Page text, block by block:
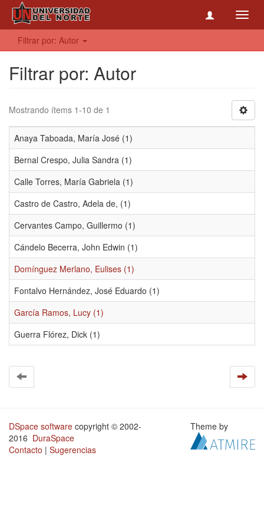
Filtrar por: Autor
Filtrar por: Autor
Mostrando ítems 1-10 de 1
Anaya Taboada, María José (1)
Bernal Crespo, Julia Sandra (1)
Calle Torres, María Gabriela (1)
Castro de Castro, Adela de, (1)
Cervantes Campo, Guillermo (1)
Cándelo Becerra, John Edwin (1)
Domínguez Merlano, Eulises (1)
Fontalvo Hernández, José Eduardo (1)
García Ramos, Lucy (1)
Guerra Flórez, Dick (1)
DSpace software copyright © 2002-
2016 DuraSpace
Contacto | Sugerencias
Theme by